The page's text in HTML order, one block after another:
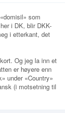
som
i DK, blir DKK-
i etterkant, det
Og jeg la inn et
er høyere enn
under «Country»
(i motsetning til